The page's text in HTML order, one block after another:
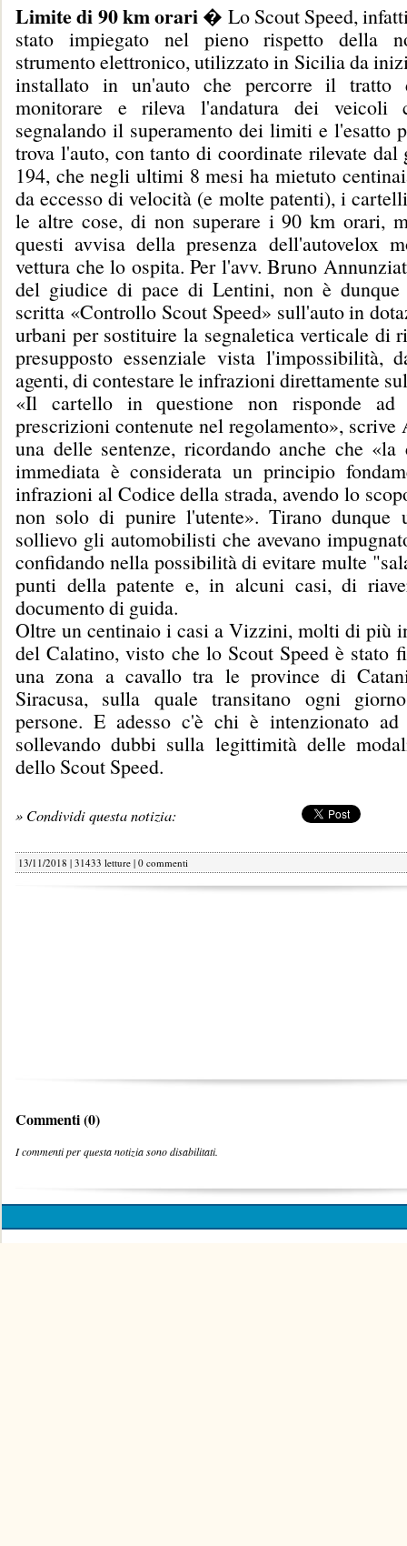
Limite di 90 km orari � Lo Scout Speed,
stato impiegato nel pieno rispetto della
strumento elettronico, utilizzato in Sicilia da
installato in un'auto che percorre il tratto
monitorare e rileva l'andatura dei veicoli
segnalando il superamento dei limiti e l'esatto
trova l'auto, con tanto di coordinate rilevate dal
194, che negli ultimi 8 mesi ha mietuto
da eccesso di velocità (e molte patenti), i
le altre cose, di non superare i 90 km orari,
questi avvisa della presenza dell'autovelox
vettura che lo ospita. Per l'avv. Bruno
del giudice di pace di Lentini, non è dunque
scritta «Controllo Scout Speed» sull'auto in
urbani per sostituire la segnaletica verticale di
presupposto essenziale vista l'impossibilità,
agenti, di contestare le infrazioni direttamente
«Il cartello in questione non risponde ad
prescrizioni contenute nel regolamento», scrive
una delle sentenze, ricordando anche che «la
immediata è considerata un principio
infrazioni al Codice della strada, avendo lo
non solo di punire l'utente». Tirano dunque
sollievo gli automobilisti che avevano
confidando nella possibilità di evitare multe
punti della patente e, in alcuni casi, di
documento di guida.
Oltre un centinaio i casi a Vizzini, molti di più
del Calatino, visto che lo Scout Speed è stato
una zona a cavallo tra le province di
Siracusa, sulla quale transitano ogni
persone. E adesso c'è chi è intenzionato ad
sollevando dubbi sulla legittimità delle
dello Scout Speed.
» Condividi questa notizia:
13/11/2018 | 31433 letture | 0 commenti
Commenti (0)
I commenti per questa notizia sono disabilitati.